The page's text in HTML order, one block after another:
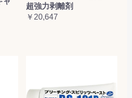
超強力剥離剤
￥20,647